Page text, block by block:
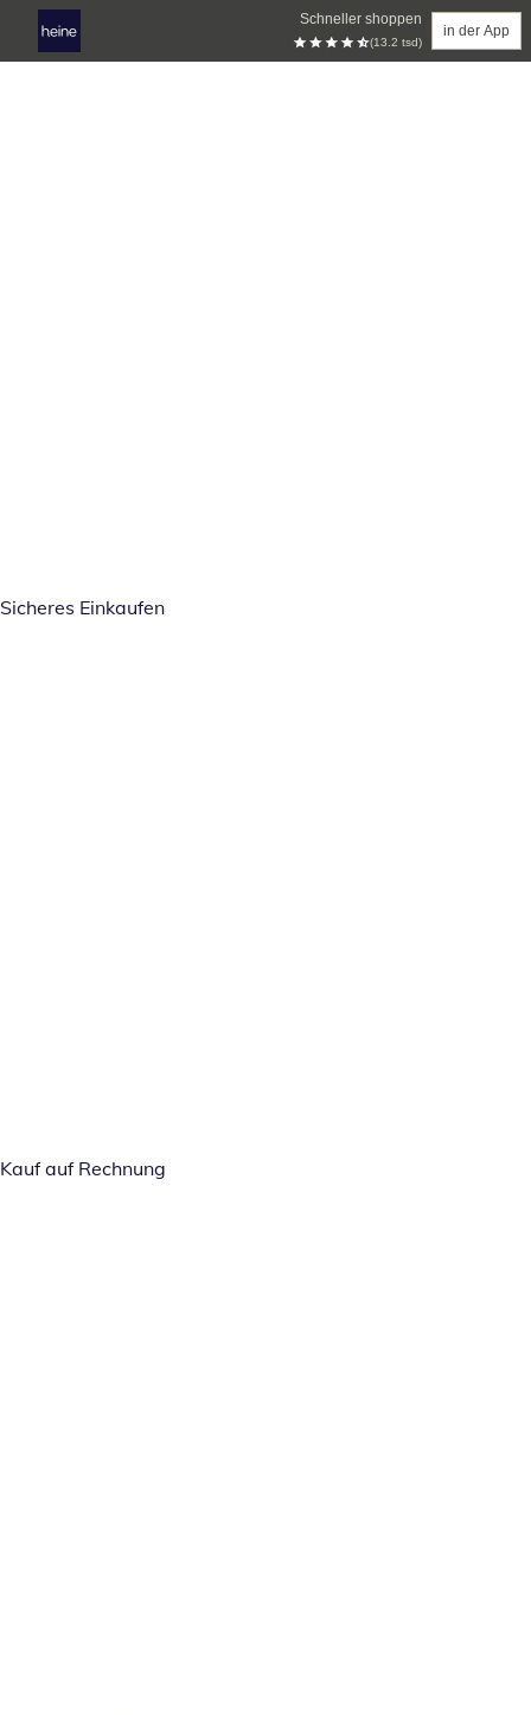
Schneller shoppen
(13.2 tsd)
in der App
Sicheres Einkaufen
Kauf auf Rechnung